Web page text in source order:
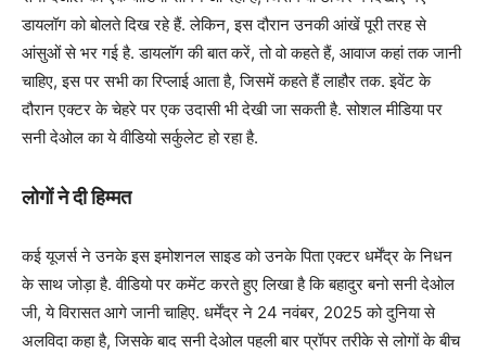
डायलॉग को बोलते दिख रहे हैं. लेकिन, इस दौरान उनकी आंखें पूरी तरह से
आंसुओं से भर गई है. डायलॉग की बात करें, तो वो कहते हैं, आवाज कहां तक जानी
चाहिए, इस पर सभी का रिप्लाई आता है, जिसमें कहते हैं लाहौर तक. इवेंट के
दौरान एक्टर के चेहरे पर एक उदासी भी देखी जा सकती है. सोशल मीडिया पर
सनी देओल का ये वीडियो सर्कुलेट हो रहा है.
लोगों ने दी हिम्मत
कई यूजर्स ने उनके इस इमोशनल साइड को उनके पिता एक्टर धर्मेंद्र के निधन
के साथ जोड़ा है. वीडियो पर कमेंट करते हुए लिखा है कि बहादुर बनो सनी देओल
जी, ये विरासत आगे जानी चाहिए. धर्मेंद्र ने 24 नवंबर, 2025 को दुनिया से
अलविदा कहा है, जिसके बाद सनी देओल पहली बार प्रॉपर तरीके से लोगों के बीच